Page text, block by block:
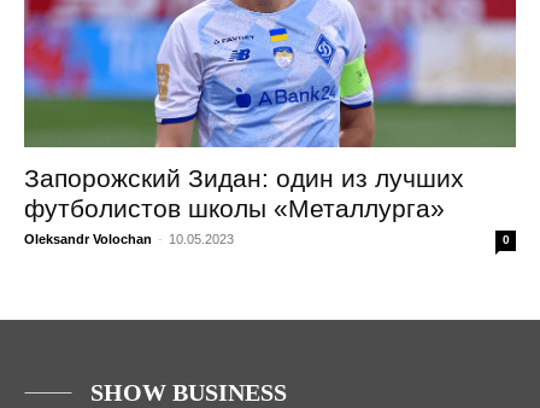
Запорожский Зидан: один из лучших
футболистов школы «Металлурга»
Oleksandr Volochan - 10.05.2023 0
SHOW BUSINESS